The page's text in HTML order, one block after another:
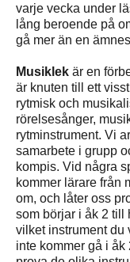
varje vecka under
lång beroende på
gå mer än en
Musiklek är en
är knuten till ett
rytmisk och
rörelsesånger,
rytminstrument. Vi
samarbete i grupp
kompis. Vid några
kommer lärare från
om, och låter oss
som börjar i åk 2 till
vilket instrument du
inte kommer gå i